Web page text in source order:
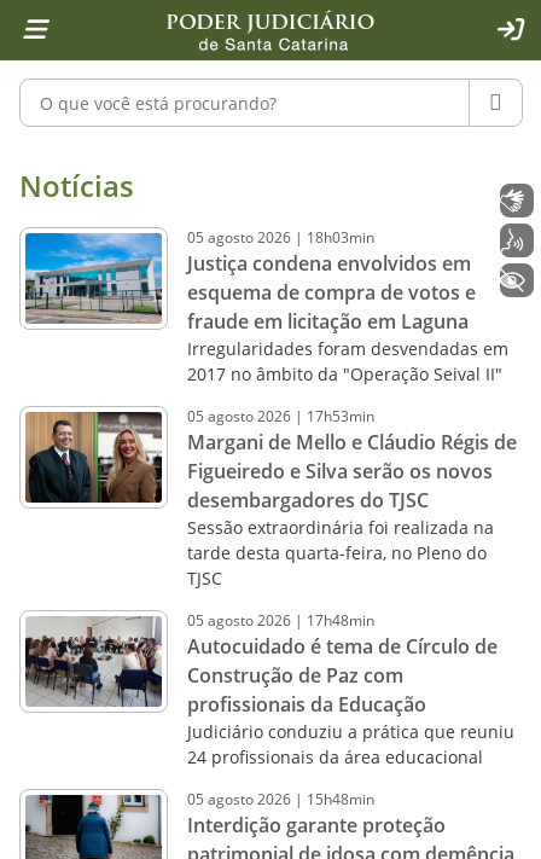
1 Ir para o conteúdo
2 Ir para a ferramenta de acessibilidade - Rybená
4 Ir para o menu principal
5 Ir para a pesquisa
6 Ir para o rodapé
7 Ir para a página inicial
Pesquisar no portal
Notícias - Imprensa - Poder
Notícias
05 agosto2026 | 18h03min
Justiça condena envolvidos em
esquema de compra de votos e
fraude em licitação em Laguna
Irregularidades foram desvendadas em
2017 no âmbito da "Operação Seival II"
05 agosto2026 | 17h53min
Margani de Mello e Cláudio Régis de
Figueiredo e Silva serão os novos
desembargadores do TJSC
Sessão extraordinária foi realizada na
tarde desta quarta-feira, no Pleno do
TJSC
05 agosto2026 | 17h48min
Autocuidado é tema de Círculo de
Construção de Paz com
profissionais da Educação
Judiciário conduziu a prática que reuniu
24 profissionais da área educacional
05 agosto2026 | 15h48min
Interdição garante proteção
+ Acessibilidade